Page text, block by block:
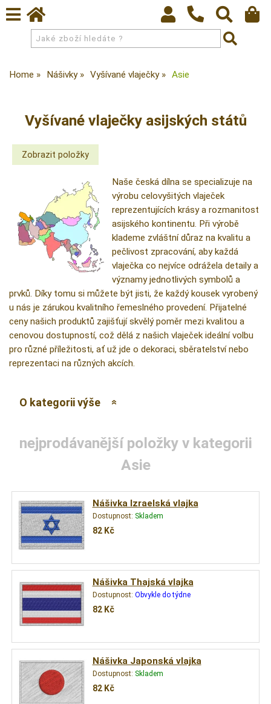
Home Nášivky Vyšívané vlaječky Asie
Vyšívané vlaječky asijských států
Naše česká dílna se specializuje na
výrobu celovyšitých vlaječek
reprezentujících krásy a rozmanitost
asijského kontinentu. Při výrobě
klademe zvláštní důraz na kvalitu a
pečlivost zpracování, aby každá
vlaječka co nejvíce odrážela detaily a
významy jednotlivých symbolů a
prvků. Díky tomu si můžete být jisti, že každý kousek vyrobený
u nás je zárukou kvalitního řemeslného provedení. Přijatelné
ceny našich produktů zajišťují skvělý poměr mezi kvalitou a
cenovou dostupností, což dělá z našich vlaječek ideální volbu
pro různé příležitosti, ať už jde o dekoraci, sběratelství nebo
reprezentaci na různých akcích.
O kategorii výše
nejprodávanější položky v kategorii
Asie
Nášivka Izraelská vlajka
Dostupnost: Skladem
82 Kč
Nášivka Thajská vlajka
Dostupnost: Obvykle do týdne
82 Kč
Nášivka Japonská vlajka
Dostupnost: Skladem
82 Kč